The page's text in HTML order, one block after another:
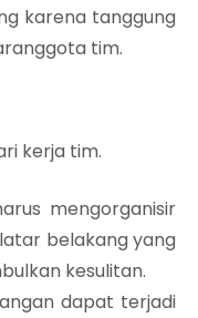
karena tanggung
tim.
kerja tim.
mengorganisir
belakang yang
kesulitan.
dapat terjadi